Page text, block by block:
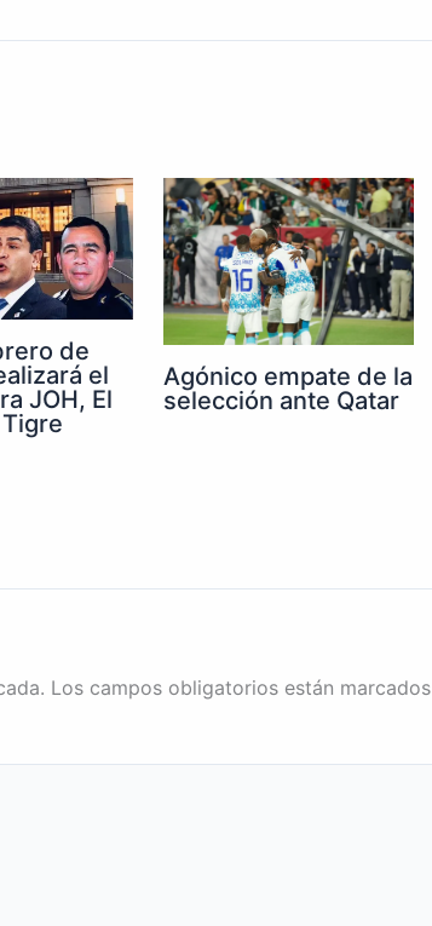
de
el
JOH, El
Agónico empate de la
selección ante Qatar
Los campos obligatorios están marcados